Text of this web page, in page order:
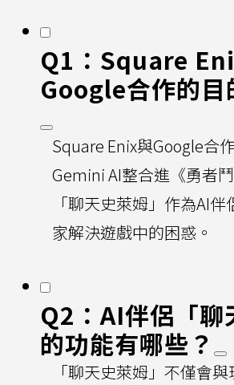
Q1：Square
Google合作的目
Square Enix與Google合
Gemini AI整合進《勇者
「聊天史萊姆」作為AI
家解決遊戲中的困惑。
Q2：AI伴侶「聊
的功能有哪些？
「聊天史萊姆」不僅會